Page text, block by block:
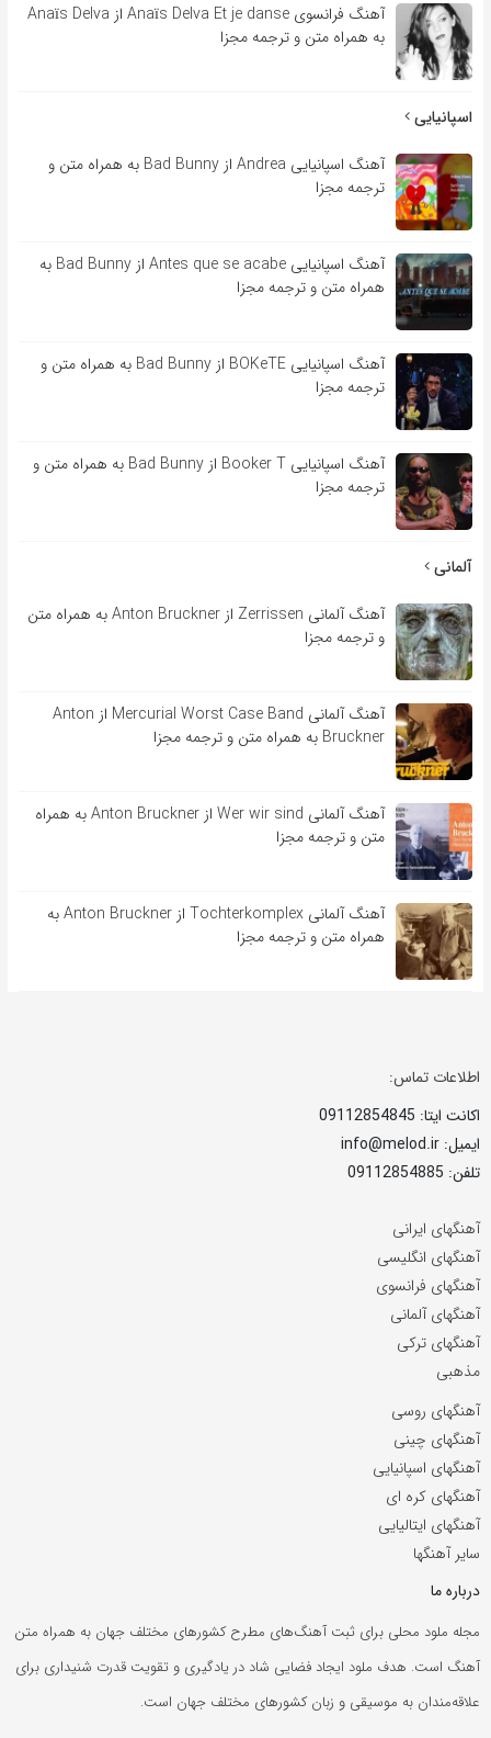
آهنگ فرانسوی Anaïs Delva Et je danse از Anaïs Delva
به همراه متن و ترجمه مجزا
اسپانیایی
آهنگ اسپانیایی Andrea از Bad Bunny به همراه متن و
ترجمه مجزا
آهنگ اسپانیایی Antes que se acabe از Bad Bunny به
همراه متن و ترجمه مجزا
آهنگ اسپانیایی BOKeTE از Bad Bunny به همراه متن و
ترجمه مجزا
آهنگ اسپانیایی Booker T از Bad Bunny به همراه متن و
ترجمه مجزا
آلمانی
آهنگ آلمانی Zerrissen از Anton Bruckner به همراه متن
و ترجمه مجزا
آهنگ آلمانی Mercurial Worst Case Band از Anton
Bruckner به همراه متن و ترجمه مجزا
آهنگ آلمانی Wer wir sind از Anton Bruckner به همراه
متن و ترجمه مجزا
آهنگ آلمانی Tochterkomplex از Anton Bruckner به
همراه متن و ترجمه مجزا
اطلاعات تماس:
اکانت ایتا: 09112854845
ایمیل: info@melod.ir
تلفن: 09112854885
آهنگهای ایرانی
آهنگهای انگلیسی
آهنگهای فرانسوی
آهنگهای آلمانی
آهنگهای ترکی
مذهبی
آهنگهای روسی
آهنگهای چینی
آهنگهای اسپانیایی
آهنگهای کره ای
آهنگهای ایتالیایی
سایر آهنگها
درباره ما
مجله ملود محلی برای ثبت آهنگ‌های مطرح کشورهای مختلف جهان به همراه متن
آهنگ است. هدف ملود ایجاد فضایی شاد در یادگیری و تقویت قدرت شنیداری برای
علاقه‌مندان به موسیقی و زبان کشورهای مختلف جهان است.